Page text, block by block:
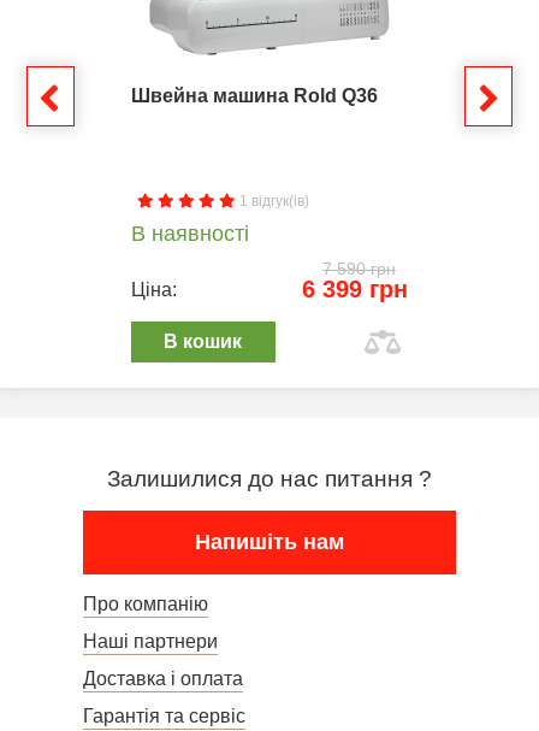
Швейна машина Rold Q36
1 відгук(ів)
В наявності
7 590 грн
Ціна: 6 399 грн
В кошик
Залишилися до нас питання ?
Напишіть нам
Про компанію
Наші партнери
Доставка і оплата
Гарантія та сервіс